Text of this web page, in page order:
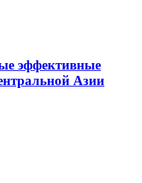
эффективные
Азии